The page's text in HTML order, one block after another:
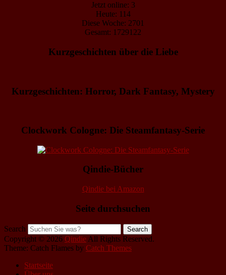
Jetzt online: 3
Heute: 114
Diese Woche: 2701
Gesamt: 1729122
Kurzgeschichten über die Liebe
Kurzgeschichten: Horror, Dark Fantasy, Mystery
Clockwork Cologne: Die Steamfantasy-Serie
Qindie-Bücher
Qindie bei Amazon
Seite durchsuchen
Search
Copyright © 2026 Qindie All Rights Reserved.
Theme: Catch Flames by Catch Themes
Startseite